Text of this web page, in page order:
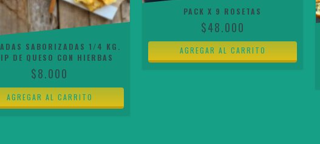
SABORIZADAS 1/4 KG.
DE QUESO CON HIERBAS
$8.000
PACK X 9 ROSETAS
$48.000